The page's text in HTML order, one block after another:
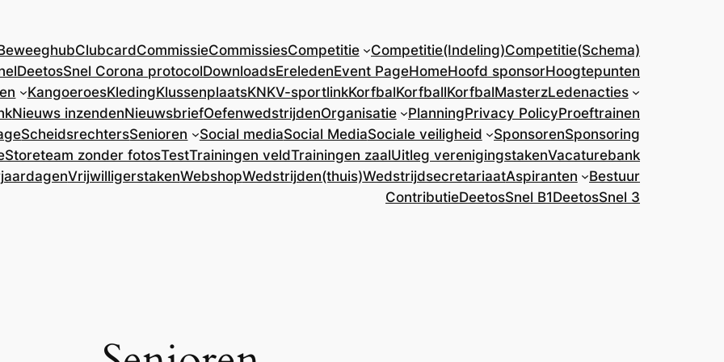
ClubcardCommissieCommissiesCompetitie Competitie(Indeling)Competitie(Schema)
DeetosSnel Corona protocolDownloadsEreledenEvent PageHomeHoofd sponsorHoogtepunten
KangoeroesKledingKlussenplaatsKNKV-sportlinkKorfbalKorfballKorfbalMasterzLedenacties
Nieuws inzendenNieuwsbriefOefenwedstrijdenOrganisatie PlanningPrivacy PolicyProeftrainen
ScheidsrechtersSenioren Social mediaSocial MediaSociale veiligheid SponsorenSponsoring
Storeteam zonder fotosTestTrainingen veldTrainingen zaalUitleg verenigingstakenVacaturebank
VrijwilligerstakenWebshopWedstrijden(thuis)WedstrijdsecretariaatAspiranten
Bestuur
ContributieDeetosSnel B1DeetosSnel 3